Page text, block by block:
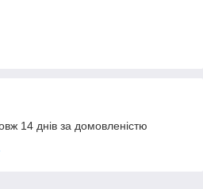
14 днів за домовленістю